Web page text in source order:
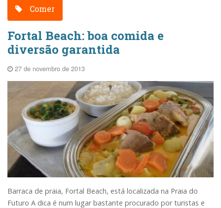
Comer
Fortal Beach: boa comida e
diversão garantida
27 de novembro de 2013
Barraca de praia, Fortal Beach, está localizada na Praia do
Futuro A dica é num lugar bastante procurado por turistas e